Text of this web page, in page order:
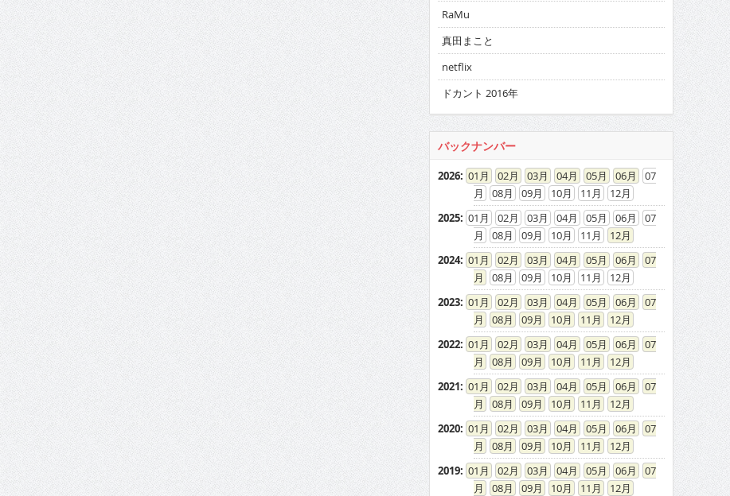
RaMu
真田まこと
netflix
ドカント 2016年
バックナンバー
2026: 01 02 03 04 05 06
07
08
09 10 11
12
2025: 01 02 03 04 05 06
07
08
09 10 11
12
2024: 01 02 03 04 05 06
07
08
09 10 11
12
2023: 01 02 03 04 05 06
07
08
09 10 11
12
2022: 01 02 03 04 05 06
07
08
09 10 11
12
2021: 01 02 03 04 05 06
07
08
09 10 11
12
2020: 01 02 03 04 05 06
07
08
09 10 11
12
2019: 01 02 03 04 05 06
07
08
09 10 11
12